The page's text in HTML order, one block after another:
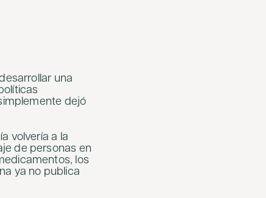
una
dejó
volvería a la
de personas en
los
ya no publica